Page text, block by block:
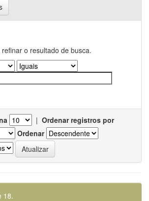
o resultado de busca.
| Ordenar registros por
Ordenar
18.